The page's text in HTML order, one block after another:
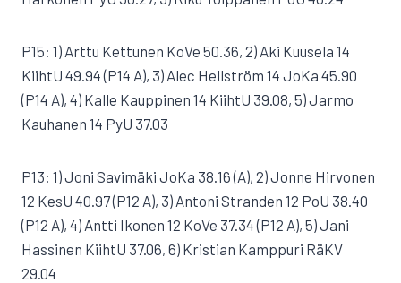
P15: 1) Arttu Kettunen KoVe 50.36, 2) Aki Kuusela 14
KiihtU 49.94 (P14 A), 3) Alec Hellström 14 JoKa 45.90
(P14 A), 4) Kalle Kauppinen 14 KiihtU 39.08, 5) Jarmo
Kauhanen 14 PyU 37.03
P13: 1) Joni Savimäki JoKa 38.16 (A), 2) Jonne Hirvonen
12 KesU 40.97 (P12 A), 3) Antoni Stranden 12 PoU 38.40
(P12 A), 4) Antti Ikonen 12 KoVe 37.34 (P12 A), 5) Jani
Hassinen KiihtU 37.06, 6) Kristian Kamppuri RäKV
29.04